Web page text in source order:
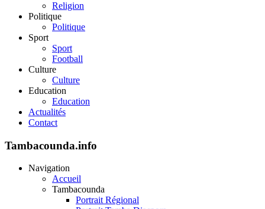
Religion
Politique
Politique
Sport
Sport
Football
Culture
Culture
Education
Education
Actualités
Contact
Tambacounda.info
Navigation
Accueil
Tambacounda
Portrait Régional